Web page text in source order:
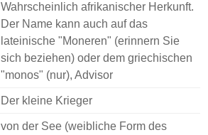
Wahrscheinlich afrikanischer Herkunft.
Der Name kann auch auf das
lateinische "Moneren" (erinnern Sie
sich beziehen) oder dem griechischen
"monos" (nur), Advisor
Der kleine Krieger
von der See (weibliche Form des